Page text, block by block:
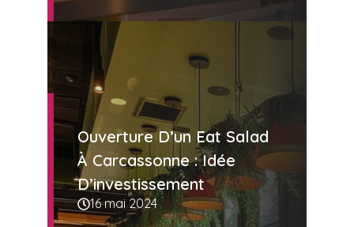
Ouverture D’un Eat Salad
À Carcassonne : Idée
D’investissement
16 mai 2024